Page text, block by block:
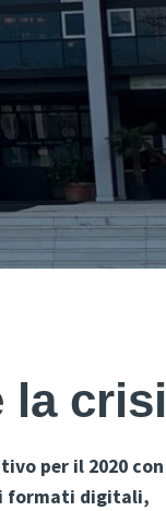
la crisi
per il 2020 con
formati digitali,